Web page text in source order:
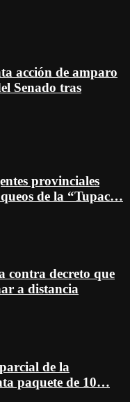
acción de amparo
Senado tras
provinciales
de la “Tupac…
contra decreto que
a distancia
de la
paquete de 10…